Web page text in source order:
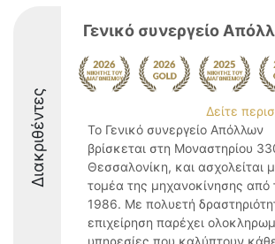
Διακριθέντες
Γενικό συνεργείο
Δείτε
Το Γενικό συνεργείο Απόλλων
βρίσκεται στη Μοναστηρίου
Θεσσαλονίκη, και ασχολείται
τομέα της μηχανοκίνησης από
1986. Με πολυετή
επιχείρηση παρέχει
υπηρεσίες που καλύπτουν